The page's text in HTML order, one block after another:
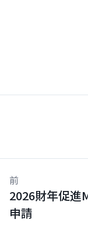
前
2026財年促
申請